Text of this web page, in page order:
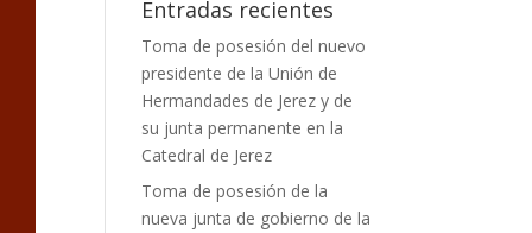
Entradas recientes
Toma de posesión del nuevo
presidente de la Unión de
Hermandades de Jerez y de
su junta permanente en la
Catedral de Jerez
Toma de posesión de la
nueva junta de gobierno de la